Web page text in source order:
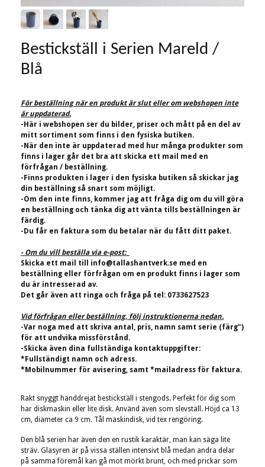
Bestickställ i Serien Mareld /
Blå
För beställning när en produkt är slut eller om webshopen inte
är uppdaterad.
-Här i webshopen ser du bilder, priser och mått på en del av
mitt sortiment som finns i den fysiska butiken.
-När den inte är uppdaterad med hur många produkter som
finns i lager går det bra att skicka ett mail med en
förfrågan / beställning.
-Finns produkten i lager i den fysiska butiken så skickar jag
din beställning så snart som möjligt.
-Om den inte finns, kommer jag att fråga dig om du vill göra
en beställning och tänka dig att vänta tills beställningen är
färdig.
-Du får en faktura som du betalar när du fått ditt paket.
- Om du vill beställa via e-post:
Skicka ett mail till info@tallashantverk.se med en
beställning eller förfrågan om en produkt finns i lager som
du är intresserad av.
Det går även att ringa och fråga på tel: 0733627523
Vid förfrågan eller beställning, följ instruktionerna nedan.
-Var noga med att skriva antal, pris, namn samt serie (färg")
för att undvika missförstånd.
-Skicka även dina fullständiga kontaktuppgifter:
*Fullständigt namn och adress.
*Mobilnummer för avisering, samt *mailadress för faktura.
Rakt snyggt handdrejat bestickställ i stengods. Perfekt för dig som
har diskmaskin eller lite disk. Använd även som slevställ. Höjd ca 13
cm, diameter ca 9 cm. Tål maskindisk, vid tex rengöring.
Den blå serien har även den en rustik karaktär, man kan säga lite
sträv. Glasyren är på vissa ställen intensivt blå medan andra delar
på samma föremål kan gå mot mörkt brunt, och med prickar som